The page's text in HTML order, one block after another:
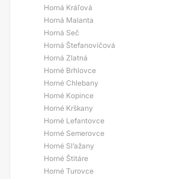
Horná Kráľová
Horná Malanta
Horná Seč
Horná Štefanovičová
Horná Zlatná
Horné Brhlovce
Horné Chlebany
Horné Kopince
Horné Krškany
Horné Lefantovce
Horné Semerovce
Horné Sl’ažany
Horné Štitáre
Horné Turovce